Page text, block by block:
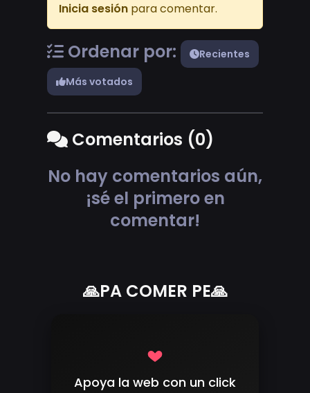
Inicia sesión para comentar.
Ordenar por:
Recientes
Más votados
Comentarios (0)
No hay comentarios aún,
¡sé el primero en
comentar!
🙏PA COMER PE🙏
Apoya la web con un click